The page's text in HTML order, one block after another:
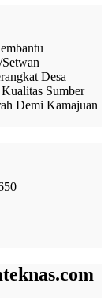
Desa
Sumber
Demi Kamajuan